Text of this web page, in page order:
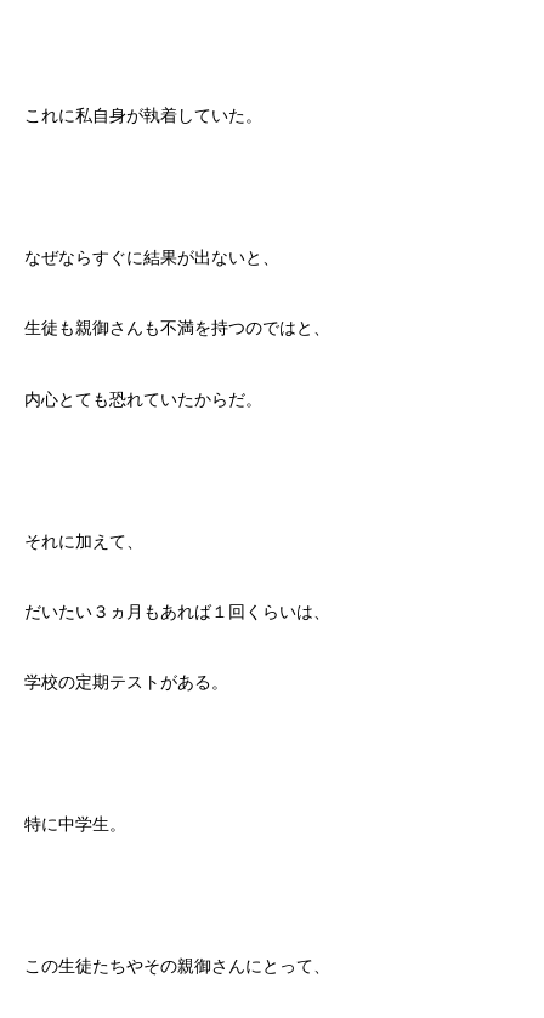
これに私自身が執着していた。
なぜならすぐに結果が出ないと、
生徒も親御さんも不満を持つのではと、
内心とても恐れていたからだ。
それに加えて、
だいたい３ヵ月もあれば１回くらいは、
学校の定期テストがある。
特に中学生。
この生徒たちやその親御さんにとって、